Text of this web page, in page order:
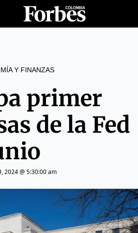
Y FINANZAS
primer
de la Fed
2024 @ 5:30:00 am